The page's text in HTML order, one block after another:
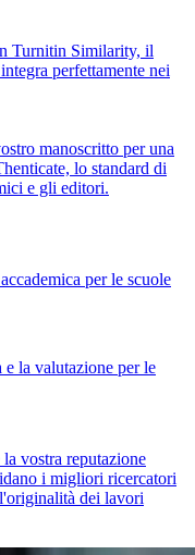
Turnitin Similarity, il
perfettamente nei
manoscritto per una
lo standard di
e gli editori.
per le scuole
la valutazione per le
vostra reputazione
i migliori ricercatori
dei lavori